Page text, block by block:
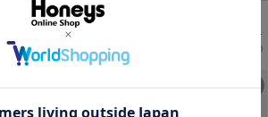
￥2,480 税込